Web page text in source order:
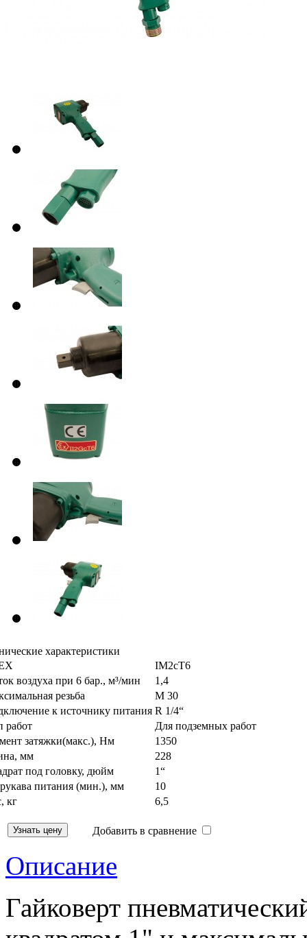
характеристики
IM2cT6
воздуха при 6 бар., м³/мин
1,4
резьба
M 30
к источнику питания R 1/4“
работ
Для подземных работ
затяжки(макс.), Нм
1350
мм
228
под головку, дюйм
1“
питания (мин.), мм
10
кг
6,5
Добавить в сравнение
Описание
Гайковерт